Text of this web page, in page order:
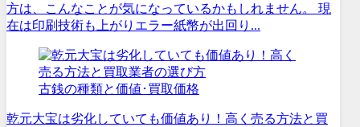
方は、こんなことが気になっているかもしれません。 現
在は印刷技術も上がりエラー紙幣が出回り...
古銭の種類と価値･買取価格
乾元大宝は劣化していても価値あり！高く売る方法と買